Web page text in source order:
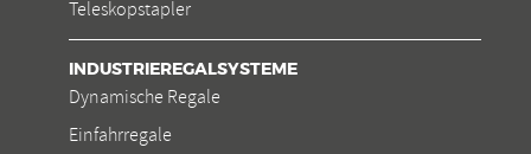
Teleskopstapler
INDUSTRIEREGALSYSTEME
Dynamische Regale
Einfahrregale